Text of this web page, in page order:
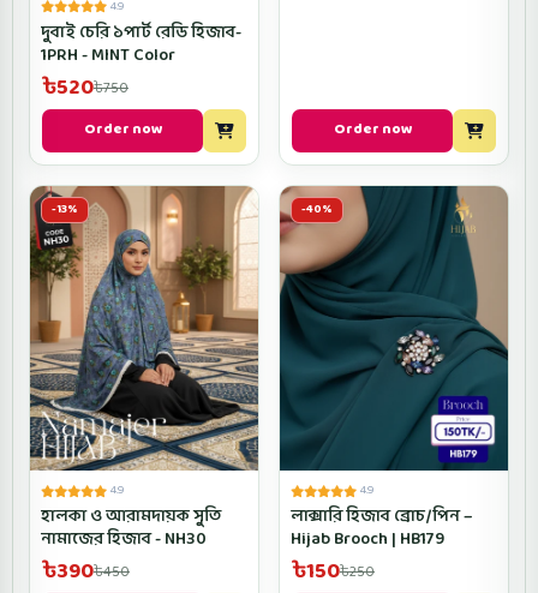
4.9
দুবাই চেরি ১পার্ট রেডি হিজাব-
1PRH - MINT Color
৳520৳750
Order now
Order now
-13%
4.9
হালকা ও আরামদায়ক সুতি
নামাজের হিজাব - NH30
৳390৳450
-40%
4.9
লাক্সারি হিজাব ব্রোচ/পিন –
Hijab Brooch | HB179
৳150৳250